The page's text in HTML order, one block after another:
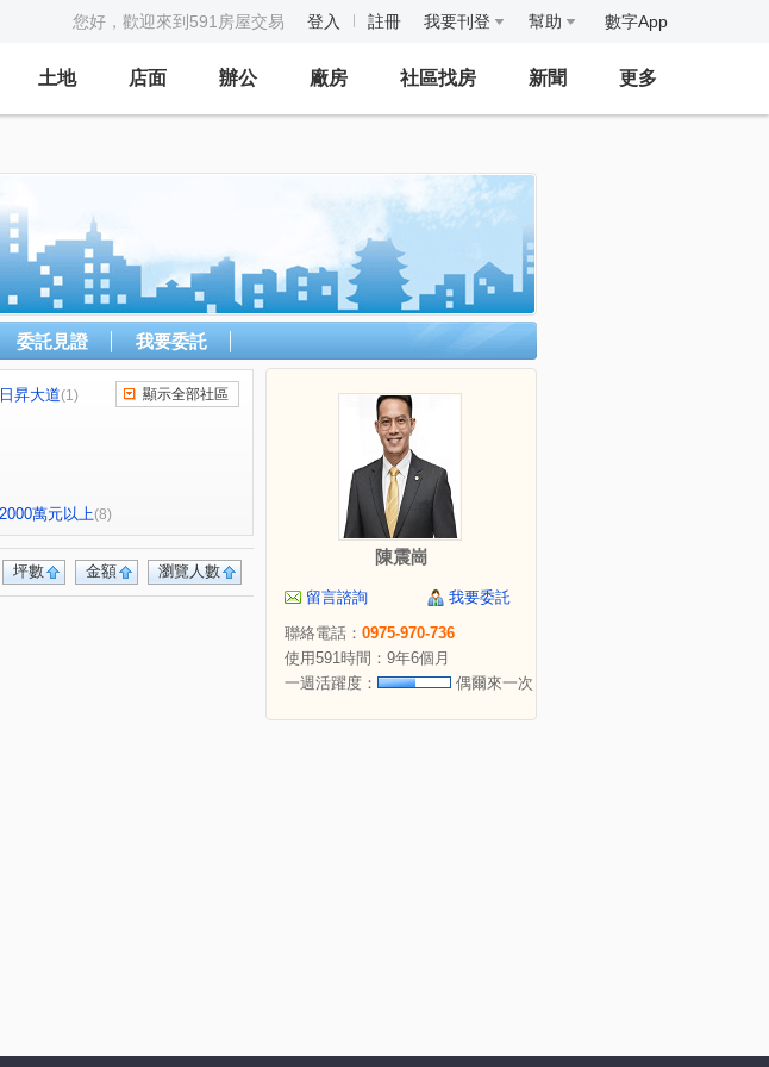
您好，歡迎來到591房屋交易 登入 註冊 我要刊登 幫助 數字App
土地 店面 辦公 廠房 社區找房 新聞 更多
委託見證 我要委託
日昇大道(1)
(1)
顯示全部社區
2000萬元以上(8)
瀏覽人數
金額
坪數
陳震崗
留言諮詢
我要委託
聯絡電話： 0975-970-736
使用591時間：9年6個月
一週活躍度：
偶爾來一次